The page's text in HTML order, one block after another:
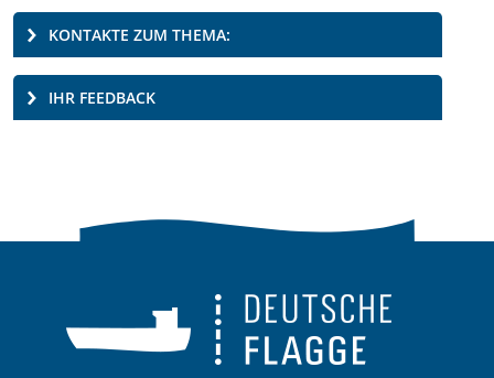
KONTAKTE ZUM THEMA:
IHR FEEDBACK